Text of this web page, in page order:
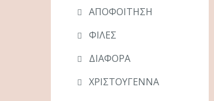
ΑΠΟΦΟΙΤΗΣΗ
ΦΙΛΕΣ
ΔΙΑΦΟΡΑ
ΧΡΙΣΤΟΥΓΕΝΝΑ